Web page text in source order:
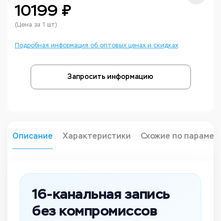
10199 ₽
(Цена за 1 шт)
Подробная информация об оптовых ценах и скидках
Запросить информацию
Описание Характеристики Схожие по
16-канальная запись
без компромиссов